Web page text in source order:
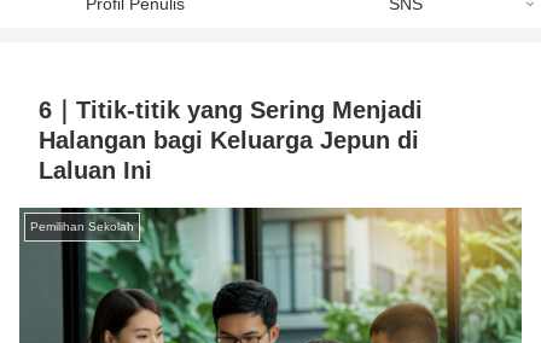
Profil Penulis SNS
6｜Titik-titik yang Sering Menjadi
Halangan bagi Keluarga Jepun di
Laluan Ini
Pemilihan Sekolah